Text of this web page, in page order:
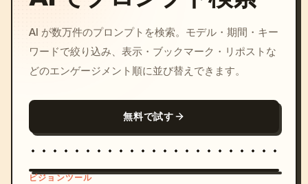
AI が数万件のプロンプトを検索。モデル・期間・キー
ワードで絞り込み、表示・ブックマーク・リポストな
どのエンゲージメント順に並び替えできます。
無料で試す
ビジョンツール